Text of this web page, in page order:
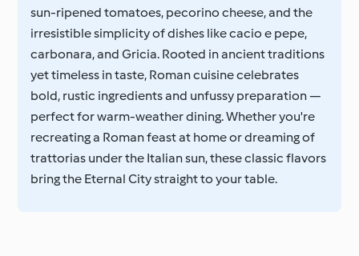
sun-ripened tomatoes, pecorino cheese, and the
irresistible simplicity of dishes like cacio e pepe,
carbonara, and Gricia. Rooted in ancient traditions
yet timeless in taste, Roman cuisine celebrates
bold, rustic ingredients and unfussy preparation —
perfect for warm-weather dining. Whether you're
recreating a Roman feast at home or dreaming of
trattorias under the Italian sun, these classic flavors
bring the Eternal City straight to your table.